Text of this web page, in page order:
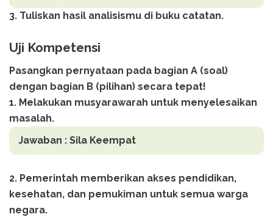
3. Tuliskan hasil analisismu di buku catatan.
Uji Kompetensi
Pasangkan pernyataan pada bagian A (soal)
dengan bagian B (pilihan) secara tepat!
1. Melakukan musyarawarah untuk menyelesaikan
masalah.
Jawaban : Sila Keempat
2. Pemerintah memberikan akses pendidikan,
kesehatan, dan pemukiman untuk semua warga
negara.